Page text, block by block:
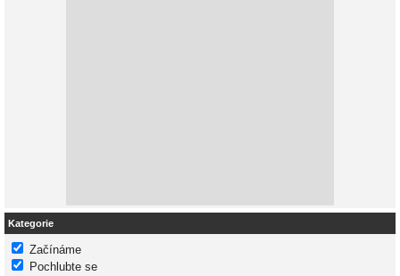
Kategorie
Začínáme
Pochlubte se